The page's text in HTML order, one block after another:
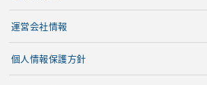
運営会社情報
個人情報保護方針